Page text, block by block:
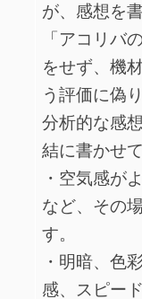
が、感想を
「アコリバ
をせず、機
う評価に偽
分析的な感
結に書かせ
・空気感が
など、その
す。
・明暗、色
感、スピー